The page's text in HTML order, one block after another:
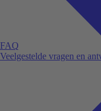
FAQ
Veelgestelde vragen en